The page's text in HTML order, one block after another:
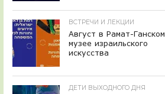
ВСТРЕЧИ И ЛЕКЦИИ
Август в Рамат-Ганском
музее израильского
искусства
ДЕТИ ВЫХОДНОГО ДНЯ